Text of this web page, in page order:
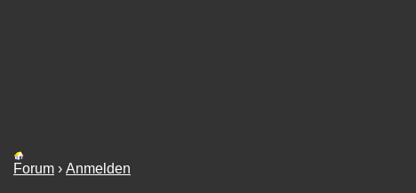
Forum › Anmelden